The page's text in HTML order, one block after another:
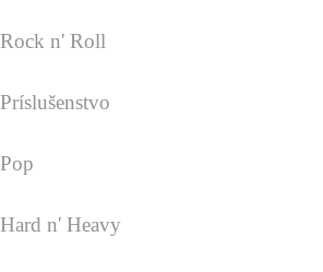
Rock n' Roll
Príslušenstvo
Pop
Hard n' Heavy